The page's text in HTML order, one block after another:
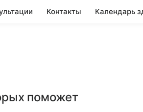
Контакты Календарь
поможет